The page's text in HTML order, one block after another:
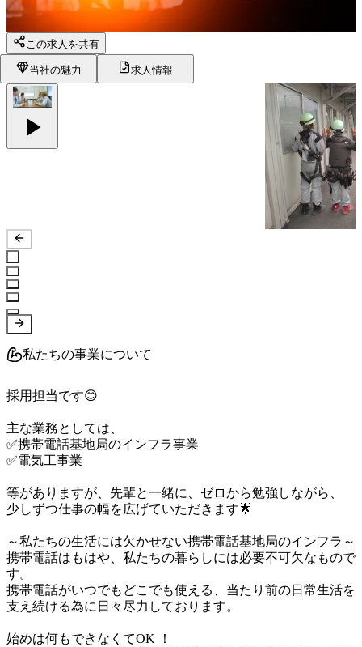
この求人を共有
当社の魅力 求人情報
私たちの事業について
採用担当です😊
主な業務としては、
✅携帯電話基地局のインフラ事業
✅電気工事業
等がありますが、先輩と一緒に、ゼロから勉強しながら、
少しずつ仕事の幅を広げていただきます🌟
～私たちの生活には欠かせない携帯電話基地局のインフラ～
携帯電話はもはや、私たちの暮らしには必要不可欠なもので
す。
携帯電話がいつでもどこでも使える、当たり前の日常生活を
支え続ける為に日々尽力しております。
始めは何もできなくてOK ！